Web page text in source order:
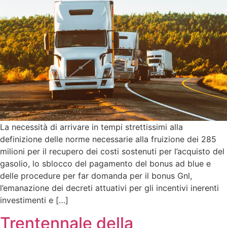
La necessità di arrivare in tempi strettissimi alla
definizione delle norme necessarie alla fruizione dei 285
milioni per il recupero dei costi sostenuti per l’acquisto del
gasolio, lo sblocco del pagamento del bonus ad blue e
delle procedure per far domanda per il bonus Gnl,
l’emanazione dei decreti attuativi per gli incentivi inerenti
investimenti e […]
Trentennale della